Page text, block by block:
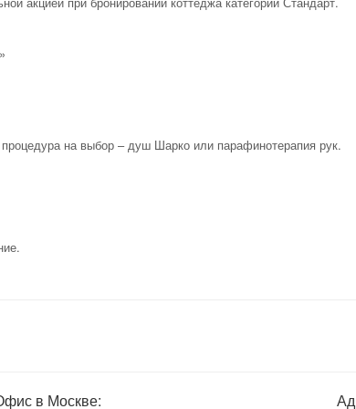
на выбор – душ Шарко или парафинотерапия рук.
в Москве: